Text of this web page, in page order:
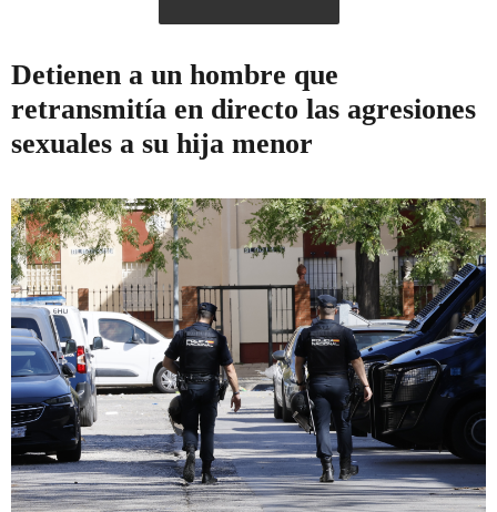
Detienen a un hombre que
retransmitía en directo las agresiones
sexuales a su hija menor